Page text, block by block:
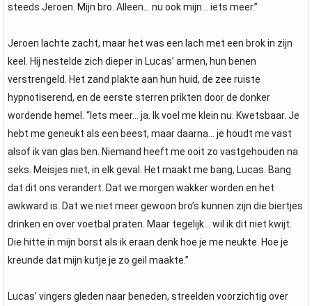
steeds Jeroen. Mijn bro. Alleen… nu ook mijn… iets meer.”
Jeroen lachte zacht, maar het was een lach met een brok in zijn
keel. Hij nestelde zich dieper in Lucas’ armen, hun benen
verstrengeld. Het zand plakte aan hun huid, de zee ruiste
hypnotiserend, en de eerste sterren prikten door de donker
wordende hemel. “Iets meer… ja. Ik voel me klein nu. Kwetsbaar. Je
hebt me geneukt als een beest, maar daarna… je houdt me vast
alsof ik van glas ben. Niemand heeft me ooit zo vastgehouden na
seks. Meisjes niet, in elk geval. Het maakt me bang, Lucas. Bang
dat dit ons verandert. Dat we morgen wakker worden en het
awkward is. Dat we niet meer gewoon bro’s kunnen zijn die biertjes
drinken en over voetbal praten. Maar tegelijk… wil ik dit niet kwijt.
Die hitte in mijn borst als ik eraan denk hoe je me neukte. Hoe je
kreunde dat mijn kutje je zo geil maakte.”
Lucas’ vingers gleden naar beneden, streelden voorzichtig over